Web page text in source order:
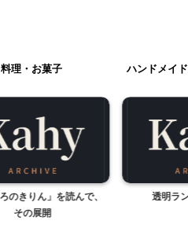
料理・お菓子 ハンドメイド
透明ランドセルカバー